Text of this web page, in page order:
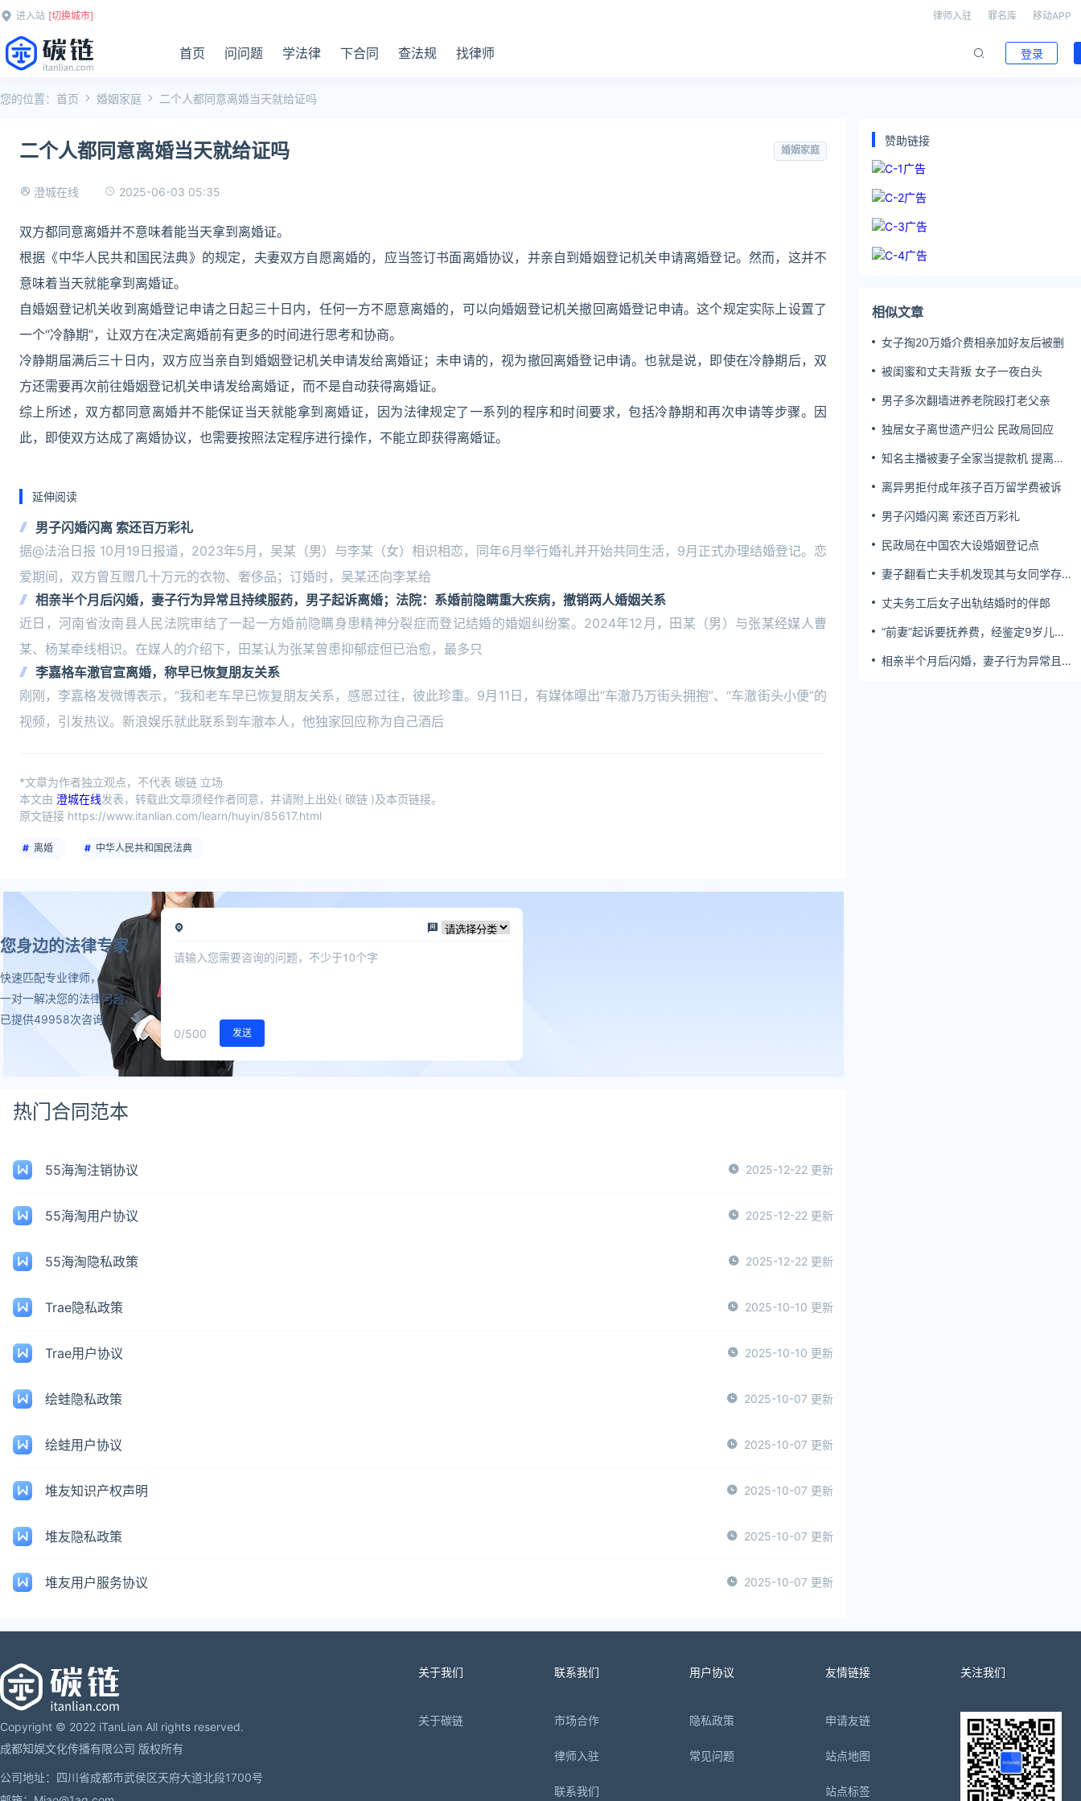
进入站 [切换城市] 律师入驻 罪名库 移动APP
首页 问问题 学法律 下合同 查法规 找律师 登录
您的位置： 首页 婚姻家庭 二个人都同意离婚当天就给证吗
二个人都同意离婚当天就给证吗 婚姻家庭
澄城在线 2025-06-03 05:35
双方都同意离婚并不意味着能当天拿到离婚证。
根据《中华人民共和国民法典》的规定，夫妻双方自愿离婚的，应当签订书面离婚协议，并亲自到婚姻登记机关申请离婚登记。然而，这并不
意味着当天就能拿到离婚证。
自婚姻登记机关收到离婚登记申请之日起三十日内，任何一方不愿意离婚的，可以向婚姻登记机关撤回离婚登记申请。这个规定实际上设置了
一个“冷静期”，让双方在决定离婚前有更多的时间进行思考和协商。
冷静期届满后三十日内，双方应当亲自到婚姻登记机关申请发给离婚证；未申请的，视为撤回离婚登记申请。也就是说，即使在冷静期后，双
方还需要再次前往婚姻登记机关申请发给离婚证，而不是自动获得离婚证。
综上所述，双方都同意离婚并不能保证当天就能拿到离婚证，因为法律规定了一系列的程序和时间要求，包括冷静期和再次申请等步骤。因
此，即使双方达成了离婚协议，也需要按照法定程序进行操作，不能立即获得离婚证。
延伸阅读
男子闪婚闪离 索还百万彩礼
据@法治日报 10月19日报道，2023年5月，吴某（男）与李某（女）相识相恋，同年6月举行婚礼并开始共同生活，9月正式办理结婚登记。恋
爱期间，双方曾互赠几十万元的衣物、奢侈品；订婚时，吴某还向李某给
相亲半个月后闪婚，妻子行为异常且持续服药，男子起诉离婚；法院：系婚前隐瞒重大疾病，撤销两人婚姻关系
近日，河南省汝南县人民法院审结了一起一方婚前隐瞒身患精神分裂症而登记结婚的婚姻纠纷案。2024年12月，田某（男）与张某经媒人曹
某、杨某牵线相识。在媒人的介绍下，田某认为张某曾患抑郁症但已治愈，最多只
李嘉格车澈官宣离婚，称早已恢复朋友关系
刚刚，李嘉格发微博表示，“我和老车早已恢复朋友关系，感恩过往，彼此珍重。9月11日，有媒体曝出“车澈乃万街头拥抱”、“车澈街头小便”的
视频，引发热议。新浪娱乐就此联系到车澈本人，他独家回应称为自己酒后
*文章为作者独立观点，不代表 碳链 立场
本文由 澄城在线发表，转载此文章须经作者同意，并请附上出处( 碳链 )及本页链接。
原文链接 https://www.itanlian.com/learn/huyin/85617.html
离婚 中华人民共和国民法典
您身边的法律专家
快速匹配专业律师，
一对一解决您的法律问题，
已提供49958次咨询
0/500 发送
热门合同范本
55海淘注销协议 2025-12-22 更新
55海淘用户协议 2025-12-22 更新
55海淘隐私政策 2025-12-22 更新
Trae隐私政策 2025-10-10 更新
Trae用户协议 2025-10-10 更新
绘蛙隐私政策 2025-10-07 更新
绘蛙用户协议 2025-10-07 更新
堆友知识产权声明 2025-10-07 更新
堆友隐私政策 2025-10-07 更新
堆友用户服务协议 2025-10-07 更新
赞助链接
相似文章
女子掏20万婚介费相亲加好友后被删
被闺蜜和丈夫背叛 女子一夜白头
男子多次翻墙进养老院殴打老父亲
独居女子离世遗产归公 民政局回应
知名主播被妻子全家当提款机 提离婚
离异男拒付成年孩子百万留学费被诉
男子闪婚闪离 索还百万彩礼
民政局在中国农大设婚姻登记点
妻子翻看亡夫手机发现其与女同学存婚
丈夫务工后女子出轨结婚时的伴郎
“前妻”起诉要抚养费，经鉴定9岁儿子
相亲半个月后闪婚，妻子行为异常且持
Copyright © 2022 iTanLian All rights reserved.
成都知娱文化传播有限公司 版权所有
公司地址：四川省成都市武侯区天府大道北段1700号
关于我们
关于碳链
联系我们
市场合作
律师入驻
联系我们
用户协议
隐私政策
常见问题
友情链接
申请友链
站点地图
站点标签
关注我们